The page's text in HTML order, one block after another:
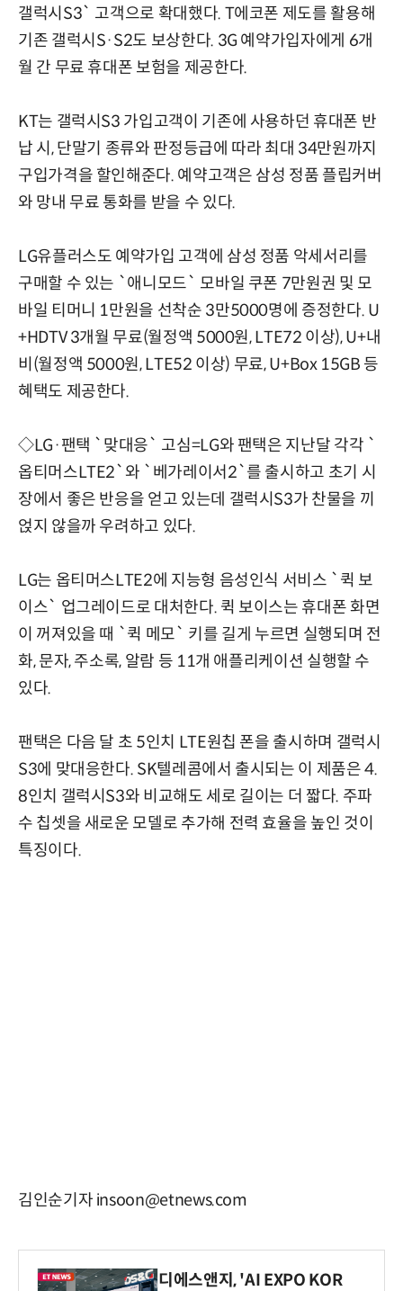
갤럭시S3` 고객으로 확대했다. T에코폰 제도를 활용해
기존 갤럭시S·S2도 보상한다. 3G 예약가입자에게 6개
월 간 무료 휴대폰 보험을 제공한다.
KT는 갤럭시S3 가입고객이 기존에 사용하던 휴대폰 반
납 시, 단말기 종류와 판정등급에 따라 최대 34만원까지
구입가격을 할인해준다. 예약고객은 삼성 정품 플립커버
와 망내 무료 통화를 받을 수 있다.
LG유플러스도 예약가입 고객에 삼성 정품 악세서리를
구매할 수 있는 `애니모드` 모바일 쿠폰 7만원권 및 모
바일 티머니 1만원을 선착순 3만5000명에 증정한다. U
+HDTV 3개월 무료(월정액 5000원, LTE72 이상), U+내
비(월정액 5000원, LTE52 이상) 무료, U+Box 15GB 등
혜택도 제공한다.
◇LG·팬택 `맞대응` 고심=LG와 팬택은 지난달 각각 `
옵티머스LTE2`와 `베가레이서2`를 출시하고 초기 시
장에서 좋은 반응을 얻고 있는데 갤럭시S3가 찬물을 끼
얹지 않을까 우려하고 있다.
LG는 옵티머스LTE2에 지능형 음성인식 서비스 `퀵 보
이스` 업그레이드로 대처한다. 퀵 보이스는 휴대폰 화면
이 꺼져있을 때 `퀵 메모` 키를 길게 누르면 실행되며 전
화, 문자, 주소록, 알람 등 11개 애플리케이션 실행할 수
있다.
팬택은 다음 달 초 5인치 LTE원칩 폰을 출시하며 갤럭시
S3에 맞대응한다. SK텔레콤에서 출시되는 이 제품은 4.
8인치 갤럭시S3와 비교해도 세로 길이는 더 짧다. 주파
수 칩셋을 새로운 모델로 추가해 전력 효율을 높인 것이
특징이다.
김인순기자 insoon@etnews.com
디에스앤지, 'AI EXPO KOR